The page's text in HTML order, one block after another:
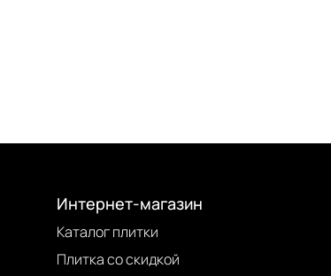
Интернет-магазин
Каталог плитки
Плитка со скидкой